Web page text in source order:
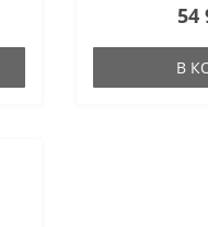
54
В